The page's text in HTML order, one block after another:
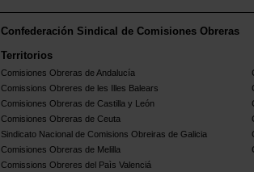
Confederación Sindical de Comisiones Obreras
Territorios
Comisiones Obreras de Andalucía
Comissions Obreres de les Illes Balears
Comisiones Obreras de Castilla y León
Comisiones Obreras de Ceuta
Sindicato Nacional de Comisions Obreiras de Galicia
Comisiones Obreras de Melilla
Comissions Obreres del Paìs Valenciá